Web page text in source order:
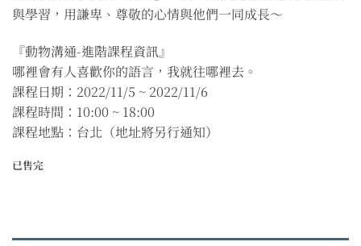
與學習，用謙卑、尊敬的心情與他們一同成長～
『動物溝通-進階課程資訊』
哪裡會有人喜歡你的語言，我就往哪裡去。
課程日期：2022/11/5 ~ 2022/11/6
課程時間：10:00 ~ 18:00
課程地點：台北（地址將另行通知）
已售完